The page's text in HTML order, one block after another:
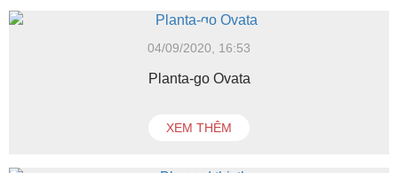
04/09/2020, 16:53
Planta-go Ovata
XEM THÊM